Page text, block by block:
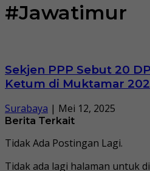
#Jawatimur
Sekjen PPP Sebut 20
Ketum di Muktamar
Surabaya | Mei 12, 2025
Berita Terkait
Tidak Ada Postingan Lagi.
Tidak ada lagi halaman untuk